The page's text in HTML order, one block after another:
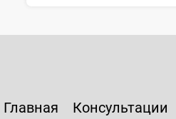
Главная Консультации